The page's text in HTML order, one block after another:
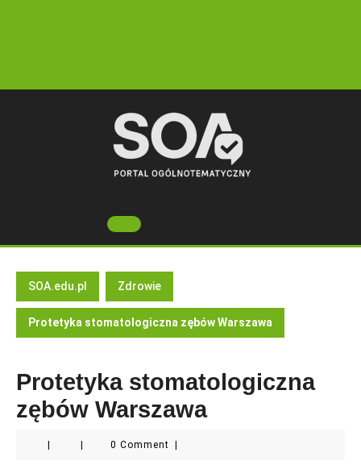
Open
Button
SOA.edu.pl Zdrowie
Protetyka stomatologiczna zębów Warszawa
Protetyka stomatologiczna
zębów Warszawa
0 Comment